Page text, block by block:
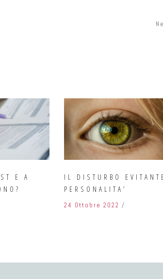
E A
IL DISTURBO
PERSONALITA’
24 Ottobre 2022